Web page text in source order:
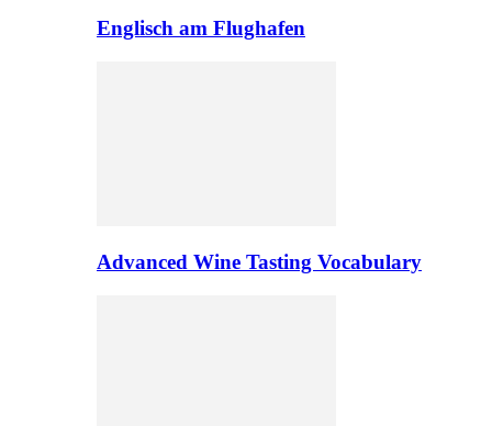
Englisch am Flughafen
Advanced Wine Tasting Vocabulary